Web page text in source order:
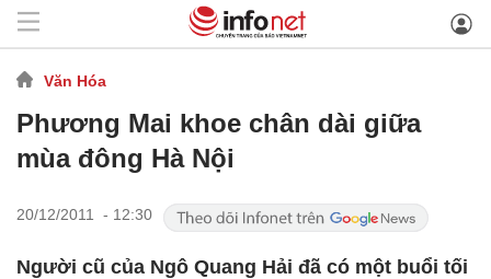
Văn Hóa
Phương Mai khoe chân dài giữa
mùa đông Hà Nội
20/12/2011 - 12:30
Người cũ của Ngô Quang Hải đã có một buổi tối